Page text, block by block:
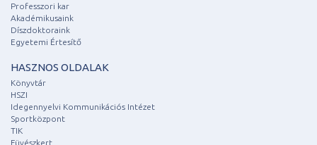
Professzori kar
Akadémikusaink
Díszdoktoraink
Egyetemi Értesítő
HASZNOS OLDALAK
Könyvtár
HSZI
Idegennyelvi Kommunikációs Intézet
Sportközpont
TIK
Füvészkert